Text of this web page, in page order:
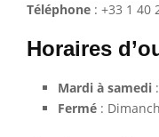
Téléphone : +33 1 40
Horaires
Mardi à samedi
Fermé :